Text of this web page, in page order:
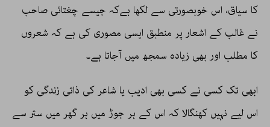
کا سیاق، اس خوبصورتی سے لکھا ہےکہ جیسے چغتائی صاحب
نے غالب کے اشعار پر منطبق ایسی مصوری کی ہے کہ شعروں
کا مطلب اور بھی زیادہ سمجھ میں آجاتا ہے۔
ابھی تک کسی نے کسی بھی ادیب یا شاعر کی ذاتی زندگی کو
اس لیے نہیں کھنگالا کہ اس کے ہر جوڑ میں ہر گھر میں ستر سے